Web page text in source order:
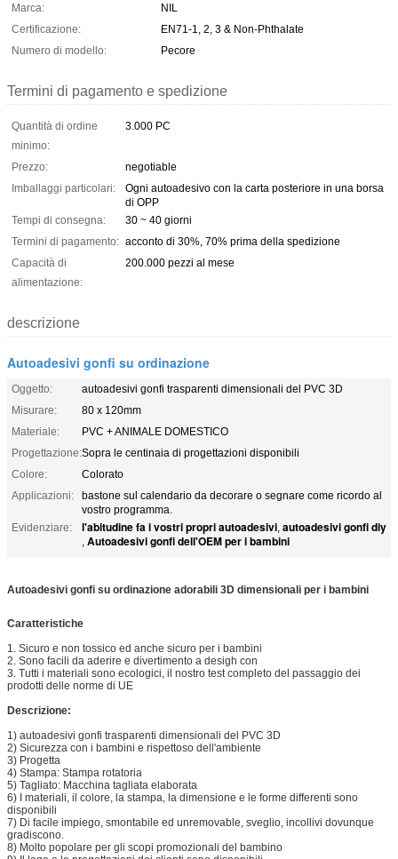
Marca:
NIL
Certificazione:
EN71-1, 2, 3 & Non-Phthalate
Numero di modello:
Pecore
Termini di pagamento e spedizione
Quantità di ordine
minimo:
3.000 PC
Prezzo:
negotiable
Imballaggi particolari:
Ogni autoadesivo con la carta posteriore in una borsa
di OPP
Tempi di consegna:
30 ~ 40 giorni
Termini di pagamento: acconto di 30%, 70% prima della spedizione
Capacità di
alimentazione:
200.000 pezzi al mese
descrizione
Autoadesivi gonfi su ordinazione
Oggetto:
autoadesivi gonfi trasparenti dimensionali del PVC 3D
Misurare:
80 x 120mm
Materiale:
PVC + ANIMALE DOMESTICO
Progettazione:Sopra le centinaia di progettazioni disponibili
Colore:
Colorato
Applicazioni:
bastone sul calendario da decorare o segnare come ricordo al
vostro programma.
Evidenziare:
l'abitudine fa i vostri propri autoadesivi, autoadesivi gonfi diy
, Autoadesivi gonfi dell'OEM per i bambini
Autoadesivi gonfi su ordinazione adorabili 3D dimensionali per i bambini
Caratteristiche
1. Sicuro e non tossico ed anche sicuro per i bambini
2. Sono facili da aderire e divertimento a desigh con
3. Tutti i materiali sono ecologici, il nostro test completo del passaggio dei
prodotti delle norme di UE
Descrizione:
1) autoadesivi gonfi trasparenti dimensionali del PVC 3D
2) Sicurezza con i bambini e rispettoso dell'ambiente
3) Progetta
4) Stampa: Stampa rotatoria
5) Tagliato: Macchina tagliata elaborata
6) I materiali, il colore, la stampa, la dimensione e le forme differenti sono
disponibili
7) Di facile impiego, smontabile ed unremovable, sveglio, incollivi dovunque
gradiscono.
8) Molto popolare per gli scopi promozionali del bambino